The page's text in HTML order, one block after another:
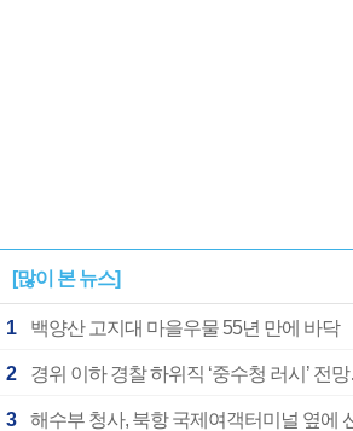
[많이 본 뉴스]
1 백양산 고지대 마을우물 55년 만에 바닥
2 경위 이하 경찰 하위직 ‘중수청 러시’ 전
3 해수부 청사, 북항 국제여객터미널 옆에